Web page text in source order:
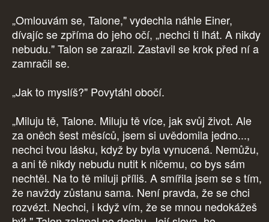
„Omlouvám se, Talone," vydechla náhle Einer,
dívajíc se zpříma do jeho očí, „nechci ti lhát. A nikdy
nebudu." Talon se zarazil. Zastavil se krok před ní a
zamračil se.
„Jak to myslíš?" Povytáhl obočí.
„Miluju tě, Talone. Miluju tě více, jak svůj život. Ale
za oněch šest měsíců, jsem si uvědomila jedno...,
nechci tvou lásku, když by byla vynucená. Nemůžu,
a ani tě nikdy nebudu nutit k ničemu, co bys sám
nechtěl. Na to tě miluji příliš. A smířila jsem se s tím,
že navždy zůstanu sama. Není pravda, že se chci
rozvézt. Nechci, i když vím, že se mnou nedokážeš